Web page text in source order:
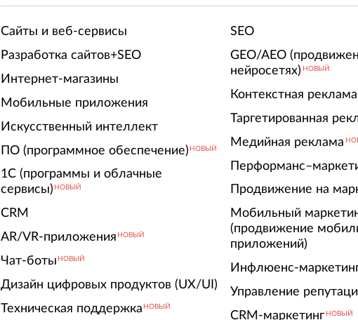
Сайты и веб-сервисы
Разработка сайтов+SEO
Интернет-магазины
Мобильные приложения
Искусственный интеллект
ПО (программное обеспечение) НОВЫЙ
1С (программы и облачные
сервисы) НОВЫЙ
CRM
AR/VR-приложения НОВЫЙ
Чат-боты НОВЫЙ
Дизайн цифровых продуктов (UX/UI)
Техническая поддержка НОВЫЙ
SEO
GEO/AEO
нейросетях) НОВЫЙ
Контекстная реклама
Таргетированная
Медийная реклама
Продвижение на
Мобильный
(продвижение
приложений)
Инфлюенс-
Управление
CRM-маркетинг НОВЫЙ